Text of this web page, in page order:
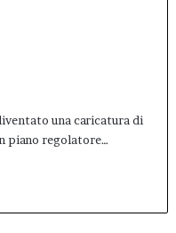
una caricatura di
piano regolatore…